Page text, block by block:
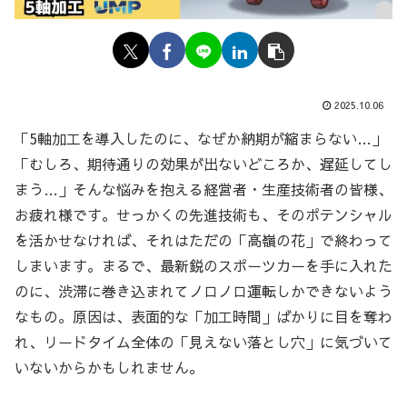
2025.10.06
「5軸加工を導入したのに、なぜか納期が縮まらない…」
「むしろ、期待通りの効果が出ないどころか、遅延してし
まう…」そんな悩みを抱える経営者・生産技術者の皆様、
お疲れ様です。せっかくの先進技術も、そのポテンシャル
を活かせなければ、それはただの「高嶺の花」で終わって
しまいます。まるで、最新鋭のスポーツカーを手に入れた
のに、渋滞に巻き込まれてノロノロ運転しかできないよう
なもの。原因は、表面的な「加工時間」ばかりに目を奪わ
れ、リードタイム全体の「見えない落とし穴」に気づいて
いないからかもしれません。